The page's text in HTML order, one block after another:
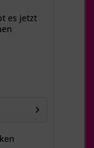
es jetzt